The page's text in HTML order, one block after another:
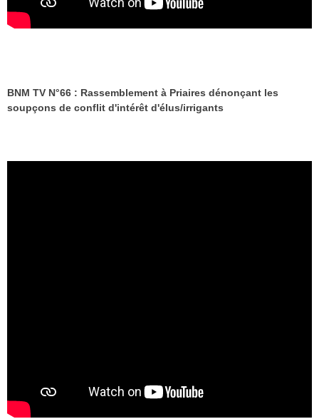
BNM TV N°66 : Rassemblement à Priaires dénonçant les
soupçons de conflit d'intérêt d'élus/irrigants